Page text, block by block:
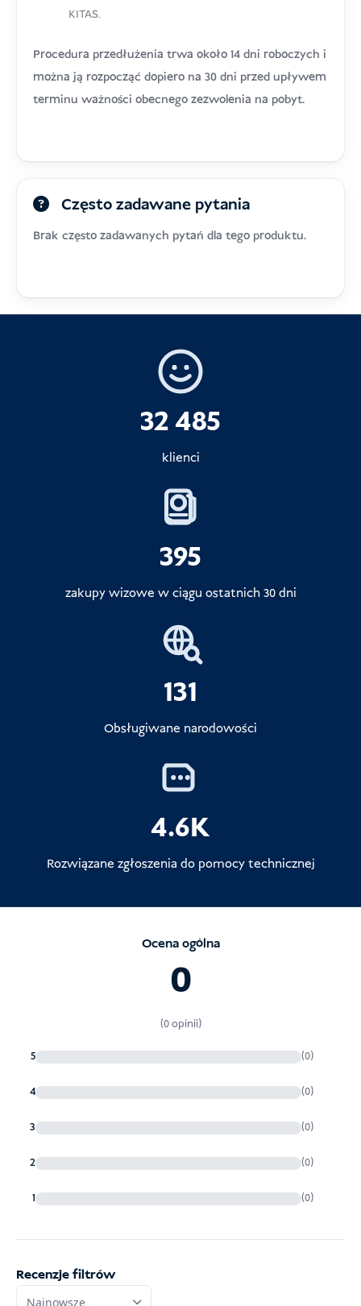
KITAS.
Procedura przedłużenia trwa około 14 dni roboczych i
można ją rozpocząć dopiero na 30 dni przed upływem
terminu ważności obecnego zezwolenia na pobyt.
Często zadawane pytania
Brak często zadawanych pytań dla tego produktu.
32 485
klienci
395
zakupy wizowe w ciągu ostatnich 30 dni
131
Obsługiwane narodowości
4.6K
Rozwiązane zgłoszenia do pomocy technicznej
Ocena ogólna
0
(0 opinii)
5 (0)
4 (0)
3 (0)
2 (0)
1 (0)
Recenzje filtrów